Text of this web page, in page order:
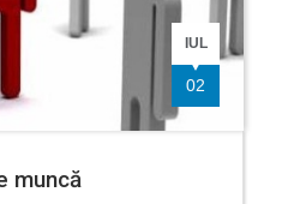
IUL
02
muncă